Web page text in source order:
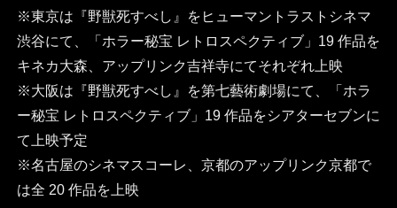
※東京は『野獣死すべし』をヒューマントラストシネマ
渋谷にて、「ホラー秘宝 レトロスペクティブ」19 作品を
キネカ大森、アップリンク吉祥寺にてそれぞれ上映
※大阪は『野獣死すべし』を第七藝術劇場にて、「ホラ
ー秘宝 レトロスペクティブ」19 作品をシアターセブンに
て上映予定
※名古屋のシネマスコーレ、京都のアップリンク京都で
は全 20 作品を上映